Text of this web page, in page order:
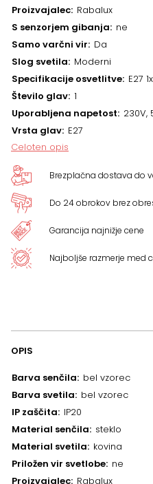
Proizvajalec Rabalux
S senzorjem gibanja ne
Samo varčni vir Da
Slog svetila Moderni
Specifikacije osvetlitve E27
Število glav 1
Uporabljena napetost 230V,
Vrsta glav E27
Celoten opis
Brezplačna dostava do
Do 24 obrokov brez
Garancija najnižje cene
Najboljše razmerje med
OPIS
Barva senčila bel vzorec
Barva svetila bel vzorec
IP zaščita IP20
Material senčila steklo
Material svetila kovina
Priložen vir svetlobe ne
Proizvajalec Rabalux